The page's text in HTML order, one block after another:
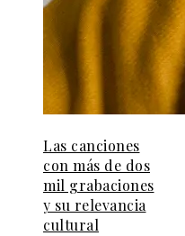
Las canciones
con más de dos
mil grabaciones
y su relevancia
cultural